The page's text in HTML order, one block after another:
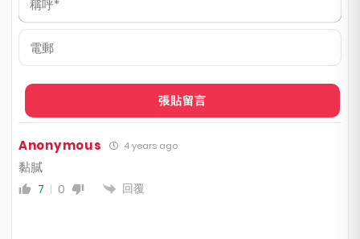
稱
*
郵
Anonymous 4 years ago
黏膩
7 0 回覆